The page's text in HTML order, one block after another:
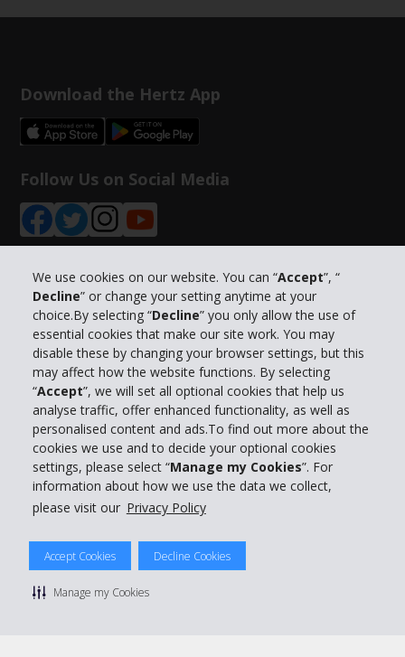
We use cookies on our website. You can “Accept”, “
Decline” or change your setting anytime at your
choice.By selecting “Decline” you only allow the use of
essential cookies that make our site work. You may
disable these by changing your browser settings, but this
may affect how the website functions. By selecting
“Accept”, we will set all optional cookies that help us
analyse traffic, offer enhanced functionality, as well as
personalised content and ads.To find out more about the
cookies we use and to decide your optional cookies
settings, please select “Manage my Cookies”. For
information about how we use the data we collect,
please visit our Privacy Policy
Accept Cookies Decline Cookies
Manage my Cookies
Download the Hertz App
Follow Us on Social Media
Info su Hertz
Business
Customer Service
Prenota con Hertz
© 2026 The Hertz System, Inc.
Privacy Policy | Condizioni di Utilizzo |
Manage cookie preferences